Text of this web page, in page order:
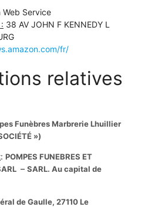
Web Service
38 AV JOHN F KENNEDY L
fr/
relatives
Funèbres Marbrerie Lhuillier
»)
: POMPES FUNEBRES ET
– SARL. Au capital de
de Gaulle, 27110 Le